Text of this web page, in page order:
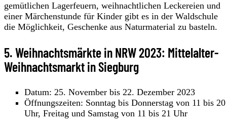
gemütlichen Lagerfeuern, weihnachtlichen Leckereien und
einer Märchenstunde für Kinder gibt es in der Waldschule
die Möglichkeit, Geschenke aus Naturmaterial zu basteln.
5. Weihnachtsmärkte in NRW 2023: Mittelalter-
Weihnachtsmarkt in Siegburg
Datum: 25. November bis 22. Dezember 2023
Öffnungszeiten: Sonntag bis Donnerstag von 11 bis 20
Uhr, Freitag und Samstag von 11 bis 21 Uhr